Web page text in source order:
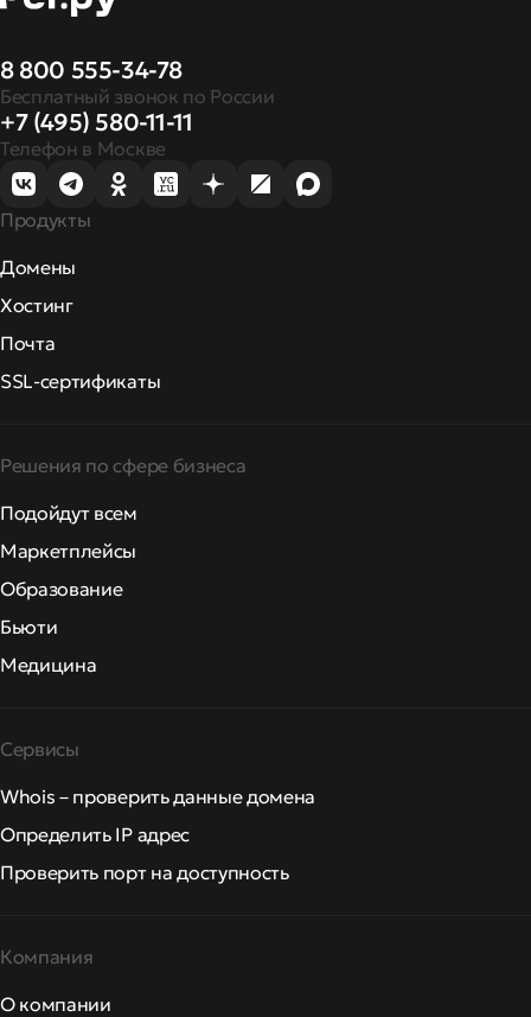
8 800 555-34-78
Бесплатный звонок по России
+7 (495) 580-11-11
Телефон в Москве
Продукты
Домены
Хостинг
Почта
SSL-сертификаты
Решения по сфере бизнеса
Подойдут всем
Маркетплейсы
Образование
Бьюти
Медицина
Сервисы
Whois – проверить данные домена
Определить IP адрес
Проверить порт на доступность
Компания
О компании